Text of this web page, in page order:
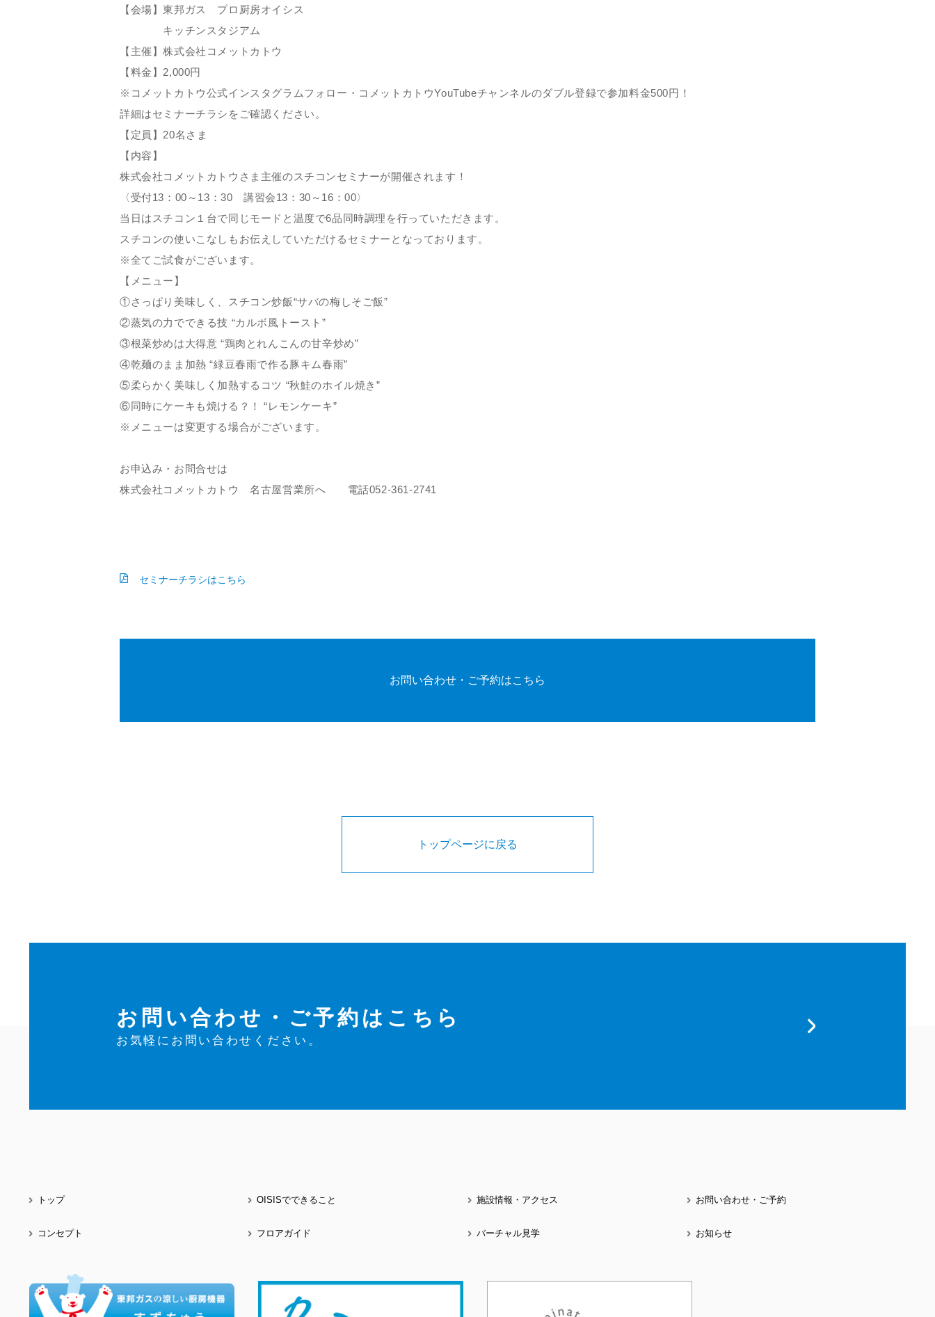
【会場】東邦ガス プロ厨房オイシス
キッチンスタジアム
【主催】株式会社コメットカトウ
【料金】2,000円
※コメットカトウ公式インスタグラムフォロー・コメットカトウYouTubeチャンネルのダブル登録で参加料金500円！
詳細はセミナーチラシをご確認ください。
【定員】20名さま
【内容】
株式会社コメットカトウさま主催のスチコンセミナーが開催されます！
〈受付13：00～13：30 講習会13：30～16：00〉
当日はスチコン１台で同じモードと温度で6品同時調理を行っていただきます。
スチコンの使いこなしもお伝えしていただけるセミナーとなっております。
※全てご試食がございます。
【メニュー】
①さっぱり美味しく、スチコン炒飯“サバの梅しそご飯”
②蒸気の力でできる技 “カルボ風トースト”
③根菜炒めは大得意 “鶏肉とれんこんの甘辛炒め”
④乾麺のまま加熱 “緑豆春雨で作る豚キム春雨”
⑤柔らかく美味しく加熱するコツ “秋鮭のホイル焼き”
⑥同時にケーキも焼ける？！ “レモンケーキ”
※メニューは変更する場合がございます。
お申込み・お問合せは
株式会社コメットカトウ 名古屋営業所へ 電話052-361-2741
セミナーチラシはこちら
お問い合わせ・ご予約はこちら
トップページに戻る
お問い合わせ・ ご予約はこちら
お気軽にお問い合わせください。
トップ
コンセプト
OISISでできること
フロアガイド
施設情報・アクセス
バーチャル見学
お問い合わせ・ご予約
お知らせ